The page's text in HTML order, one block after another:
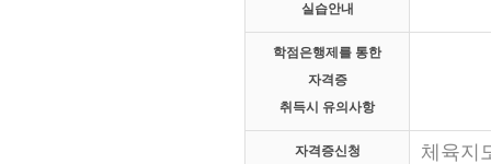
실습안내
학점은행제를 통한
자격증
취득시 유의사항
자격증신청 체육